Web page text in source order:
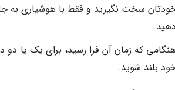
سخت نگیرید و فقط با هوشیاری به
دهید.
هنگامی که زمان آن فرا رسید، برای یک یا
بلند شوید.